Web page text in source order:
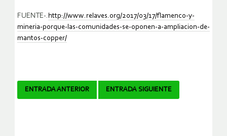
FUENTE-. http://www.relaves.org/2017/03/17/flamenco-y-
mineria-porque-las-comunidades-se-oponen-a-ampliacion-de-
mantos-copper/
Navegador
ENTRADA ANTERIOR ENTRADA SIGUIENTE